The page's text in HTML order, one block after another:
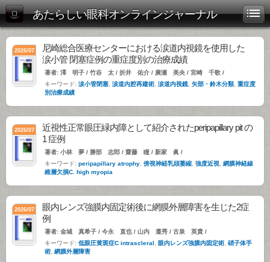
あたらしい眼科オンラインジャーナル
2026/07
尼崎総合医療センターにおける涙道内視鏡を使用した
涙小管 閉塞症例の重症度別の治療成績
著者: 澤 明子 / 竹谷 太 / 折井 佑介 / 廣瀬 美央 / 宮崎 千歌 /
キーワード: 涙小管閉塞 涙道内腔再建術 涙道内視鏡 矢部・鈴木分類 重症度
別治療成績
2026/07
近視性正常眼圧緑内障として紹介されたperipapillary pit の
1 症例
著者: 小林 夢 / 勝部 志郎 / 齋藤 瞳 / 新家 眞 /
キーワード: peripapillary atrophy 傍視神経乳頭萎縮 強度近視
網膜神経線
維層欠損C. high myopia
2026/07
眼内レンズ強膜内固定術後に網膜外層障害を生じた2症
例
著者: 金城 真希子 / 今永 直也 / 山内 遵秀 / 古泉 英貴 /
キーワード: 低眼圧黄斑症C intrascleral 眼内レンズ強膜内固定術 硝子体手
術 網膜外層障害